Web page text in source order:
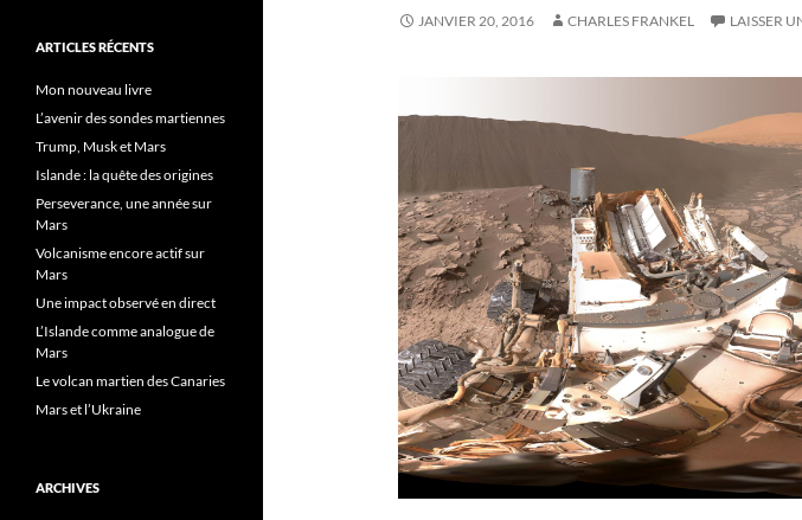
JANVIER 20, 2016 CHARLES FRANKEL LAISSER
ARTICLES RÉCENTS
Mon nouveau livre
L’avenir des sondes martiennes
Trump, Musk et Mars
Islande : la quête des origines
Perseverance, une année sur
Mars
Volcanisme encore actif sur
Mars
Une impact observé en direct
L’Islande comme analogue de
Mars
Le volcan martien des Canaries
Mars et l’Ukraine
ARCHIVES